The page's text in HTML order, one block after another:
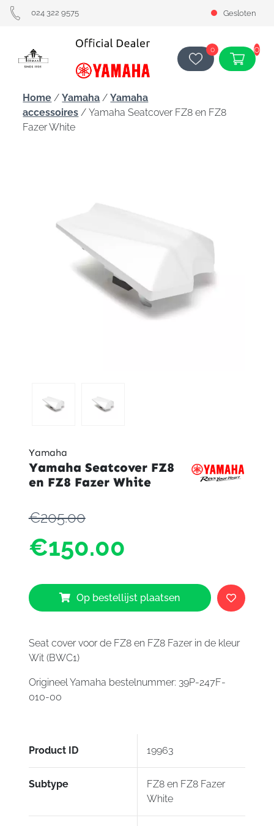
024 322 9575 Gesloten
0 0
Home /Yamaha /Yamaha
accessoires / Yamaha Seatcover FZ8 en FZ8
Fazer White
Yamaha
Yamaha Seatcover FZ8
en FZ8 Fazer White
€205.00
€150.00
aantal
Op bestellijst plaatsen
Seat cover voor de FZ8 en FZ8 Fazer in de kleur
Wit (BWC1)
Origineel Yamaha bestelnummer: 39P-247F-
010-00
Product ID 19963
Subtype
FZ8 en FZ8 Fazer
White